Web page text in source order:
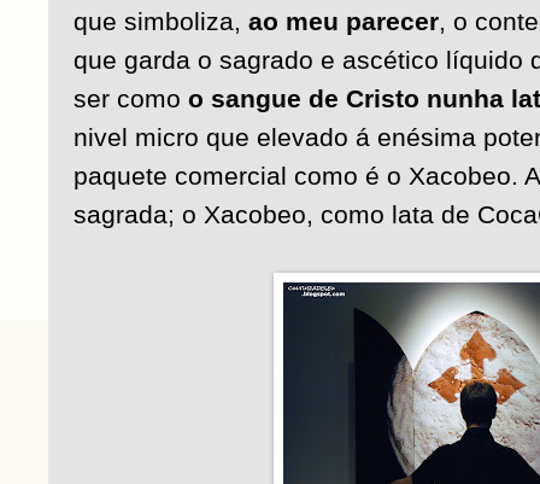
que simboliza, ao meu parecer, o
que garda o sagrado e ascético líquido
ser como o sangue de Cristo nunha
nivel micro que elevado á enésima
paquete comercial como é o Xacobeo.
sagrada; o Xacobeo, como lata de